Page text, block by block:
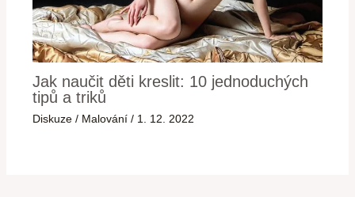
Jak naučit děti kreslit: 10 jednoduchých
tipů a triků
Diskuze / Malování / 1. 12. 2022